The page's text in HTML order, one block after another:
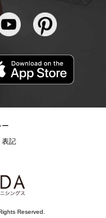
ー
表記
Reserved.